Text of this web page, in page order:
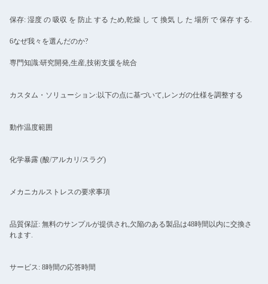
保存: 湿度 の 吸収 を 防止 する ため,乾燥 し て 換気 し た 場所 で 保存 する.
6なぜ我々を選んだのか?
専門知識:研究開発,生産,技術支援を統合
カスタム・ソリューション:以下の点に基づいて,レンガの仕様を調整する
動作温度範囲
化学暴露 (酸/アルカリ/スラグ)
メカニカルストレスの要求事項
品質保証: 無料のサンプルが提供され,欠陥のある製品は48時間以内に交換さ
れます.
サービス: 8時間の応答時間